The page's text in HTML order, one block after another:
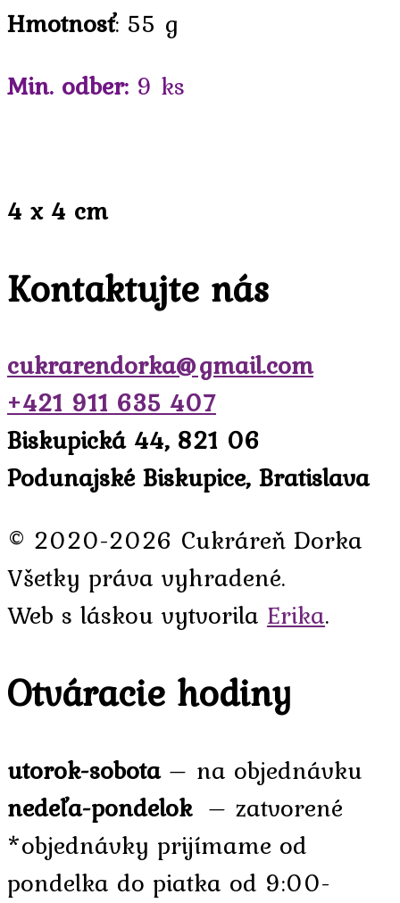
Hmotnosť: 55 g
Min. odber: 9 ks
4 x 4 cm
Kontaktujte nás
cukrarendorka@gmail.com
+421 911 635 407
Biskupická 44, 821 06
Podunajské Biskupice, Bratislava
© 2020-2026 Cukráreň Dorka
Všetky práva vyhradené.
Web s láskou vytvorila Erika.
Otváracie hodiny
utorok-sobota– na objednávku
nedeľa-pondelok – zatvorené
*objednávky prijímame od
pondelka do piatka od 9:00-